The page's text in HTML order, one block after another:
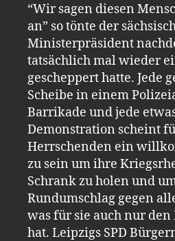
“Wir sagen diesen
an” so tönte der
Ministerpräsident
tatsächlich mal wieder
gescheppert hatte. Jede
Scheibe in einem
Barrikade und jede
Demonstration scheint
Herrschenden ein
zu sein um ihre
Schrank zu holen und
Rundumschlag gegen
was für sie auch nur
hat. Leipzigs SPD